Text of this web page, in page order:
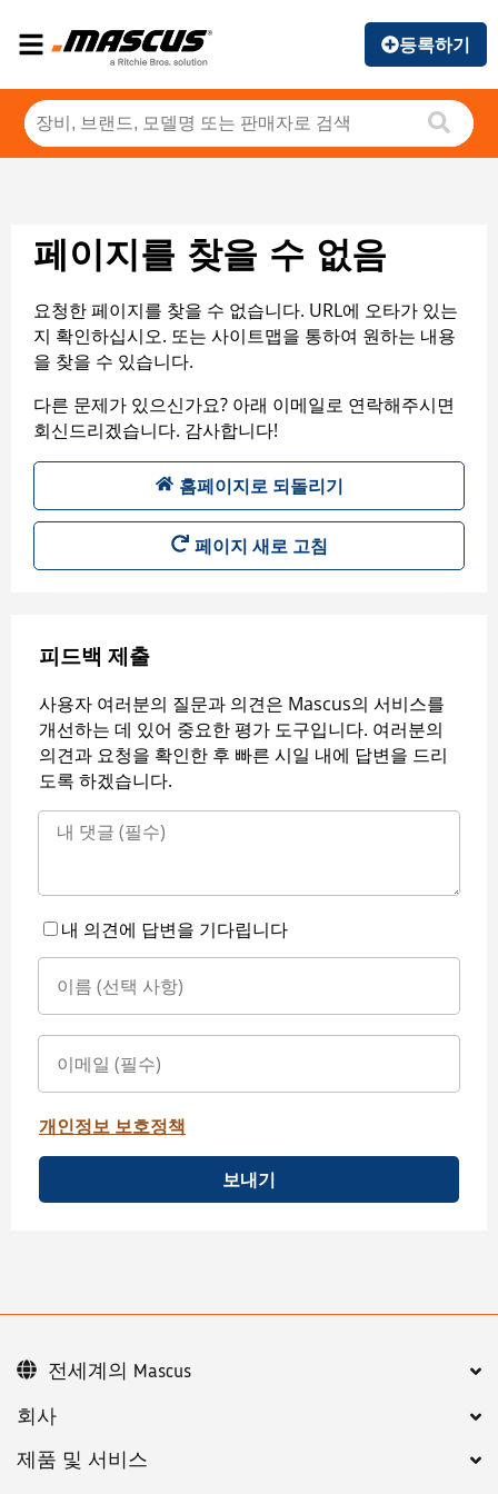
등록하기
페이지를 찾을 수 없음
요청한 페이지를 찾을 수 없습니다. URL에 오타가 있는
지 확인하십시오. 또는 사이트맵을 통하여 원하는 내용
을 찾을 수 있습니다.
다른 문제가 있으신가요? 아래 이메일로 연락해주시면
회신드리겠습니다. 감사합니다!
홈페이지로 되돌리기
페이지 새로 고침
피드백 제출
사용자 여러분의 질문과 의견은 Mascus의 서비스를
개선하는 데 있어 중요한 평가 도구입니다. 여러분의
의견과 요청을 확인한 후 빠른 시일 내에 답변을 드리
도록 하겠습니다.
내 의견에 답변을 기다립니다
개인정보 보호정책
보내기
회사
제품 및 서비스
전세계의 Mascus